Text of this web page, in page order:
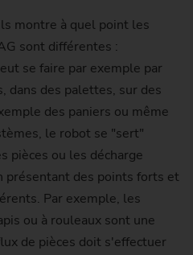
montre à quel point les
sont différentes :
se faire par exemple par
dans des palettes, sur des
des paniers ou même
le robot se "sert"
pièces ou les décharge
présentant des points forts et
Par exemple, les
ou à rouleaux sont une
de pièces doit s'effectuer